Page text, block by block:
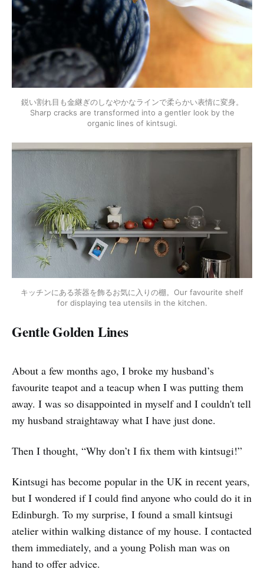
鋭い割れ目も金継ぎのしなやかなラインで柔らかい表情に変身。
Sharp cracks are transformed into a gentler look by the
organic lines of kintsugi.
キッチンにある茶器を飾るお気に入りの棚。Our favourite shelf
for displaying tea utensils in the kitchen.
Gentle Golden Lines
About a few months ago, I broke my husband’s
favourite teapot and a teacup when I was putting them
away. I was so disappointed in myself and I couldn't tell
my husband straightaway what I have just done.
Then I thought, “Why don’t I fix them with kintsugi!”
Kintsugi has become popular in the UK in recent years,
but I wondered if I could find anyone who could do it in
Edinburgh. To my surprise, I found a small kintsugi
atelier within walking distance of my house. I contacted
them immediately, and a young Polish man was on
hand to offer advice.